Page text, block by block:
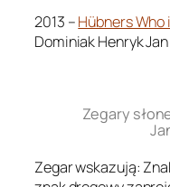
2013 –Hübners Who
Dominiak Henryk
Zegary
Zegar wskazują: